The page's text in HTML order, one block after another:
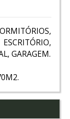
GARAGEM.